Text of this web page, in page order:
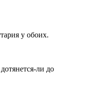
у обоих.
ли до